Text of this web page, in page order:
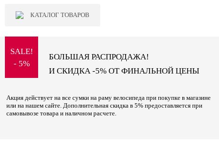
КАТАЛОГ ТОВАРОВ
SALE!
- 5%
БОЛЬШАЯ РАСПРОДАЖА!
И СКИДКА -5% ОТ ФИНАЛЬНОЙ ЦЕНЫ
Акция действует на все сумки на раму велосипеда при покупке в магазине
или на нашем сайте. Дополнительная скидка в 5% предоставляется при
самовывозе товара и наличном расчете.